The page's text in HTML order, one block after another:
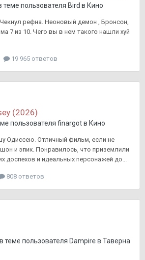
теме пользователя Bird в Кино
рефна. Неоновый демон , Бронсон,
7 из 10. Чего вы в нем такого нашли хуй
19 965 ответов
(2026)
пользователя finargotв Кино
Одиссею. Отличный фильм, если не
и эпик. Понравилось, что приземлили
доспехов и идеальных персонажей до...
808 ответов
теме пользователя Dampire в Таверна